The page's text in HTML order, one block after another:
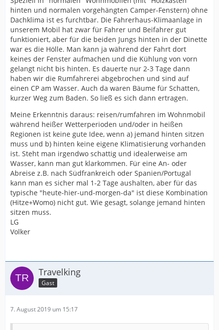
hinten und normalen vorgehängten Camper-Fenstern) ohne
Dachklima ist es furchtbar. Die Fahrerhaus-Klimaanlage in
unserem Mobil hat zwar für Fahrer und Beifahrer gut
funktioniert, aber für die beiden Jungs hinten in der Dinette
war es die Hölle. Man kann ja während der Fahrt dort
keines der Fenster aufmachen und die Kühlung von vorn
gelangt nicht bis hinten. Es dauerte nur 2-3 Tage dann
haben wir die Rumfahrerei abgebrochen und sind auf
einen CP am Wasser. Auch da waren Bäume für Schatten,
kurzer Weg zum Baden. So ließ es sich dann ertragen.
Meine Erkenntnis daraus: reisen/rumfahren im Wohnmobil
während heißer Wetterperioden und/oder in heißen
Regionen ist keine gute Idee, wenn a) jemand hinten sitzen
muss und b) hinten keine eigene Klimatisierung vorhanden
ist. Steht man irgendwo schattig und idealerweise am
Wasser, kann man gut klarkommen. Für eine An- oder
Abreise z.B. nach Südfrankreich oder Spanien/Portugal
kann man es sicher mal 1-2 Tage aushalten, aber für das
typische "heute-hier-und-morgen-da" ist diese Kombination
(Hitze+Womo) nicht gut. Wie gesagt, solange jemand hinten
sitzen muss.
LG
Volker
Travelking
Gast
7. August 2019 um 15:17